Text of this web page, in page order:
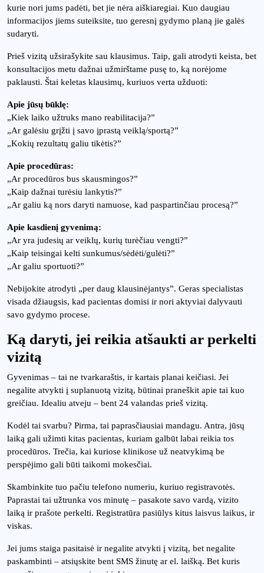
kurie nori jums padėti, bet jie nėra aiškiaregiai. Kuo daugiau
informacijos jiems suteiksite, tuo geresnį gydymo planą jie galės
sudaryti.
Prieš vizitą užsirašykite sau klausimus. Taip, gali atrodyti keista, bet
konsultacijos metu dažnai užmirštame pusę to, ką norėjome
paklausti. Štai keletas klausimų, kuriuos verta užduoti:
Apie jūsų būklę:
„Kiek laiko užtruks mano reabilitacija?”
„Ar galėsiu grįžti į savo įprastą veiklą/sportą?”
„Kokių rezultatų galiu tikėtis?”
Apie procedūras:
„Ar procedūros bus skausmingos?”
„Kaip dažnai turėsiu lankytis?”
„Ar galiu ką nors daryti namuose, kad paspartinčiau procesą?”
Apie kasdienį gyvenimą:
„Ar yra judesių ar veiklų, kurių turėčiau vengti?”
„Kaip teisingai kelti sunkumus/sėdėti/gulėti?”
„Ar galiu sportuoti?”
Nebijokite atrodyti „per daug klausinėjantys”. Geras specialistas
visada džiaugsis, kad pacientas domisi ir nori aktyviai dalyvauti
savo gydymo procese.
Ką daryti, jei reikia atšaukti ar perkelti
vizitą
Gyvenimas – tai ne tvarkaraštis, ir kartais planai keičiasi. Jei
negalite atvykti į suplanuotą vizitą, būtinai praneškit apie tai kuo
greičiau. Idealiu atveju – bent 24 valandas prieš vizitą.
Kodėl tai svarbu? Pirma, tai paprasčiausiai mandagu. Antra, jūsų
laiką gali užimti kitas pacientas, kuriam galbūt labai reikia tos
procedūros. Trečia, kai kuriose klinikose už neatvykimą be
perspėjimo gali būti taikomi mokesčiai.
Skambinkite tuo pačiu telefono numeriu, kuriuo registravotės.
Paprastai tai užtrunka vos minutę – pasakote savo vardą, vizito
laiką ir prašote perkelti. Registratūra pasiūlys kitus laisvus laikus, ir
viskas.
Jei jums staiga pasitaisė ir negalite atvykti į vizitą, bet negalite
paskambinti – atsiųskite bent SMS žinutę ar el. laišką. Bet kuris